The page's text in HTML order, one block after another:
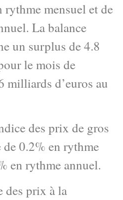
rythme mensuel et de
La balance
un surplus de 4.8
le mois de
milliards d’euros au
des prix de gros
de 0.2% en rythme
en rythme annuel.
des prix à la